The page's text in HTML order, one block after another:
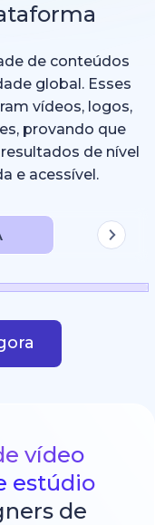
de conteúdos
global. Esses
vídeos, logos,
provando que
de nível
e acessível.
vídeo
estúdio
de